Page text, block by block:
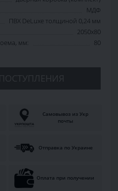
МДФ
ПВХ DeLuxe толщиной 0,24 мм
2050х80
мм:
80
Самовывоз из Укр
почты
Отправка по Украине
Оплата при получении